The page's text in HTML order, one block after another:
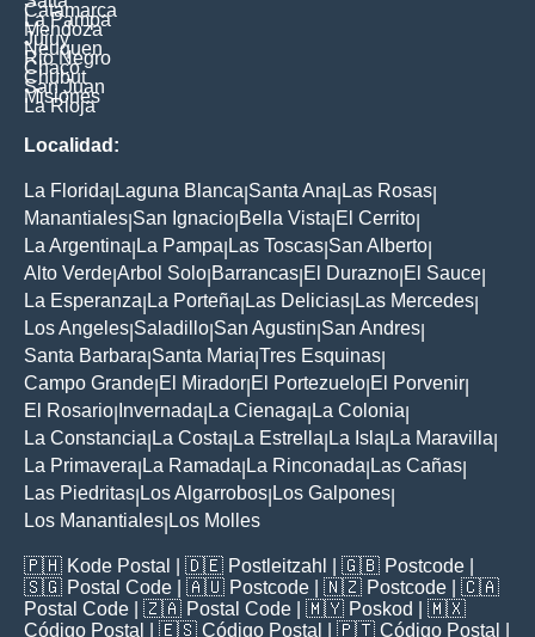
Catamarca
La Pampa
Mendoza
Jujuy
Neuquen
Rio Negro
Chaco
Chubut
San Juan
Misiones
La Rioja
Localidad:
La Florida Laguna Blanca Santa Ana Las Rosas
Manantiales San Ignacio Bella Vista El Cerrito
La Argentina La Pampa Las Toscas San Alberto
Alto Verde Arbol Solo Barrancas El Durazno El Sauce
La Esperanza La Porteña Las Delicias Las Mercedes
Los Angeles Saladillo San Agustin San Andres
Santa Barbara Santa Maria Tres Esquinas
Campo Grande El Mirador El Portezuelo El Porvenir
El Rosario Invernada La Cienaga La Colonia
La Constancia La Costa La Estrella La Isla La Maravilla
La Primavera La Ramada La Rinconada Las Cañas
Las Piedritas Los Algarrobos Los Galpones
Los Manantiales Los Molles
🇵🇭 Kode Postal | 🇩🇪 Postleitzahl | 🇬🇧 Postcode
🇸🇬 Postal Code | 🇦🇺 Postcode | 🇳🇿 Postcode | 🇨🇦
Postal Code | 🇿🇦 Postal Code | 🇲🇾 Poskod
| 🇲🇽
Código Postal
| 🇪🇸 Código Postal | 🇵🇹 Código Postal